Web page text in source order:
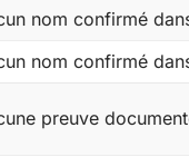
nom confirmé
nom confirmé
preuve